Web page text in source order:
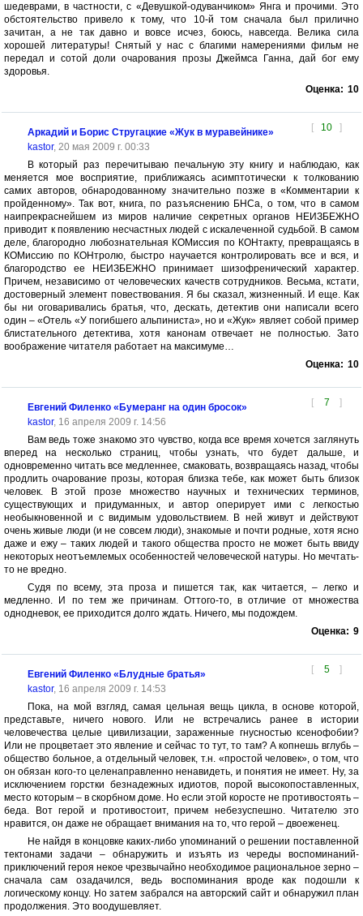
шедеврами, в частности, с «Девушкой-одуванчиком» Янга и прочими. Это
обстоятельство привело к тому, что 10-й том сначала был прилично
зачитан, а не так давно и вовсе исчез, боюсь, навсегда. Велика сила
хорошей литературы! Снятый у нас с благими намерениями фильм не
передал и сотой доли очарования прозы Джеймса Ганна, дай бог ему
здоровья.
Оценка: 10
[ 10 ]
Аркадий и Борис Стругацкие «Жук в муравейнике»
kastor, 20 мая 2009 г. 00:33
В который раз перечитываю печальную эту книгу и наблюдаю, как
меняется мое восприятие, приближаясь асимптотически к толкованию
самих авторов, обнародованному значительно позже в «Комментарии к
пройденному». Так вот, книга, по разъяснению БНСа, о том, что в самом
наипрекраснейшем из миров наличие секретных органов НЕИЗБЕЖНО
приводит к появлению несчастных людей с искалеченной судьбой. В самом
деле, благородно любознательная КОМиссия по КОНтакту, превращаясь в
КОМиссию по КОНтролю, быстро научается контролировать все и вся, и
благородство ее НЕИЗБЕЖНО принимает шизофренический характер.
Причем, независимо от человеческих качеств сотрудников. Весьма, кстати,
достоверный элемент повествования. Я бы сказал, жизненный. И еще. Как
бы ни оговаривались братья, что, дескать, детектив они написали всего
один – «Отель «У погибшего альпиниста», но и «Жук» являет собой пример
блистательного детектива, хотя канонам отвечает не полностью. Зато
воображение читателя работает на максимуме…
Оценка: 10
[ 7 ]
Евгений Филенко «Бумеранг на один бросок»
kastor, 16 апреля 2009 г. 14:56
Вам ведь тоже знакомо это чувство, когда все время хочется заглянуть
вперед на несколько страниц, чтобы узнать, что будет дальше, и
одновременно читать все медленнее, смаковать, возвращаясь назад, чтобы
продлить очарование прозы, которая близка тебе, как может быть близок
человек. В этой прозе множество научных и технических терминов,
существующих и придуманных, и автор оперирует ими с легкостью
необыкновенной и с видимым удовольствием. В ней живут и действуют
очень живые люди (и не совсем люди), знакомые и почти родные, хотя ясно
даже и ежу – таких людей и такого общества просто не может быть ввиду
некоторых неотъемлемых особенностей человеческой натуры. Но мечтать-
то не вредно.
Судя по всему, эта проза и пишется так, как читается, – легко и
медленно. И по тем же причинам. Оттого-то, в отличие от множества
однодневок, ее приходится долго ждать. Ничего, мы подождем.
Оценка: 9
[ 5 ]
Евгений Филенко «Блудные братья»
kastor, 16 апреля 2009 г. 14:53
Пока, на мой взгляд, самая цельная вещь цикла, в основе которой,
представьте, ничего нового. Или не встречались ранее в истории
человечества целые цивилизации, зараженные гнусностью ксенофобии?
Или не процветает это явление и сейчас то тут, то там? А копнешь вглубь –
общество больное, а отдельный человек, т.н. «простой человек», о том, что
он обязан кого-то целенаправленно ненавидеть, и понятия не имеет. Ну, за
исключением горстки безнадежных идиотов, порой высокопоставленных,
место которым – в скорбном доме. Но если этой коросте не противостоять –
беда. Вот герой и противостоит, причем небезуспешно. Читателю это
нравится, он даже не обращает внимания на то, что герой – двоеженец.
Не найдя в концовке каких-либо упоминаний о решении поставленной
тектонами задачи – обнаружить и изъять из череды воспоминаний-
приключений героя некое чрезвычайно необходимое рациональное зерно –
сначала сам озадачился, ведь воспоминания вроде как подошли к
логическому концу. Но затем забрался на авторский сайт и обнаружил план
продолжения. Это воодушевляет.